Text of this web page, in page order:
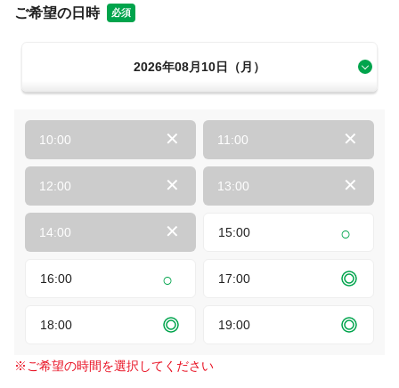
ご希望の日時 必須
2026年08月10日（月）
10:00 11:00
12:00 13:00
14:00 15:00
16:00 17:00
18:00 19:00
※ ご希望の時間を選択してください